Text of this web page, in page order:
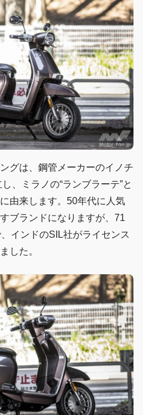
グは、鋼管メーカーのイノチ
、ミラノの“ランブラーテ”と
由来します。50年代に人気
ブランドになりますが、71
インドのSIL社がライセンス
した。